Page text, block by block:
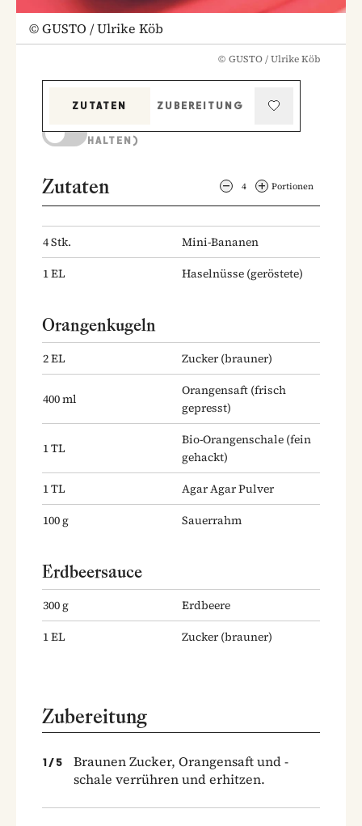
©GUSTO / Ulrike Köb
© GUSTO / Ulrike Köb
ZUTATEN
ZUBEREITUNG
HALTEN)
Zutaten 4 Portionen
4Stk.
Mini-Bananen
1EL Haselnüsse (geröstete)
Orangenkugeln
2EL Zucker (brauner)
400ml
Orangensaft (frisch
gepresst)
1TL
Bio-Orangenschale (fein
gehackt)
1TL
Agar Agar Pulver
100g Sauerrahm
Erdbeersauce
300g
Erdbeere
1EL Zucker (brauner)
Zubereitung
1 / 5
Braunen Zucker, Orangensaft und -
schale verrühren und erhitzen.